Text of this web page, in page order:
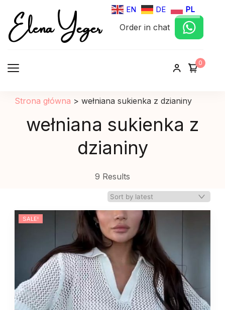
EN DE PL
Elena Yeger
Sklep internetowy odziez damska
Order in chat
0
Strona główna > wełniana sukienka z dzianiny
wełniana sukienka z
dzianiny
9 Results
SALE!